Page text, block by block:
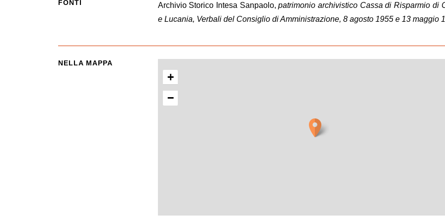
FONTI Archivio Storico Intesa Sanpaolo,patrimonio archivistico Cassa di Risparmio di
e Lucania, Verbali del Consiglio di Amministrazione, 8 agosto 1955 e 13 maggio
NELLA MAPPA
+
−